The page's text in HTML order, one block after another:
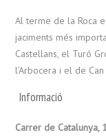
Al terme de la Roca
jaciments més
Castellans, el Turó
l’Arbocera i el de
Informació
Carrer de Catalunya,